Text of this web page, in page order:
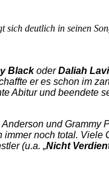
sich deutlich in seinen
BlackoderDaliah
er es schon im
Abitur und beendete
und Grammy
noch total. Viele
(u.a. „Nicht